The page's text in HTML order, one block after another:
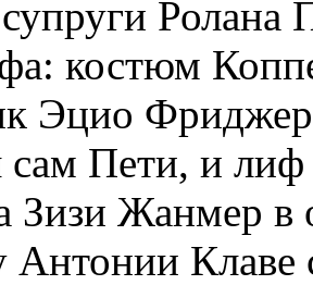
Ролана
костюм
Эцио
сам Пети, и
Зизи Жанмер
Антонии